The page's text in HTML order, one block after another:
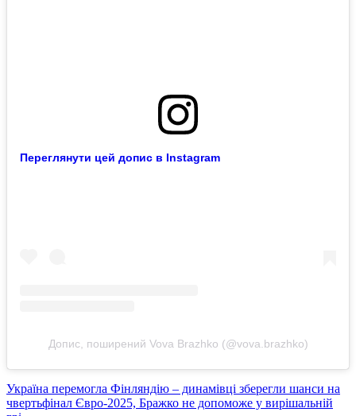
Переглянути цей допис в Instagram
Допис, поширений Vova Brazhko (@vova.brazhko)
Україна перемогла Фінляндію – динамівці зберегли шанси на
чвертьфінал Євро-2025, Бражко не допоможе у вирішальній